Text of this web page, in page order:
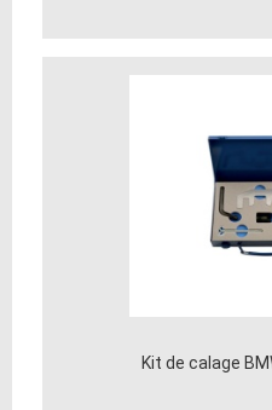
Kit de calage